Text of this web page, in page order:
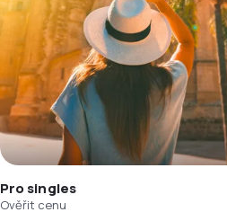
Pro singles
Ověřit cenu